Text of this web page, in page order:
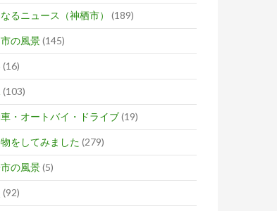
るニュース（神栖市） (189)
の風景(145)
(16)
(103)
・オートバイ・ドライブ(19)
をしてみました (279)
の風景(5)
(92)